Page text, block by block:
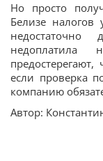
Но просто
Белизе
недоплатила
если проверка
компанию
Автор: